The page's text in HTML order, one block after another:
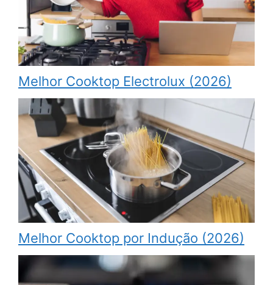
Melhor Cooktop Electrolux (2026)
Melhor Cooktop por Indução (2026)